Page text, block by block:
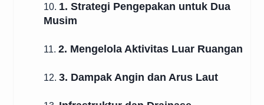
10. 1. Strategi Pengepakan untuk Dua
Musim
11. 2. Mengelola Aktivitas Luar Ruangan
12. 3. Dampak Angin dan Arus Laut